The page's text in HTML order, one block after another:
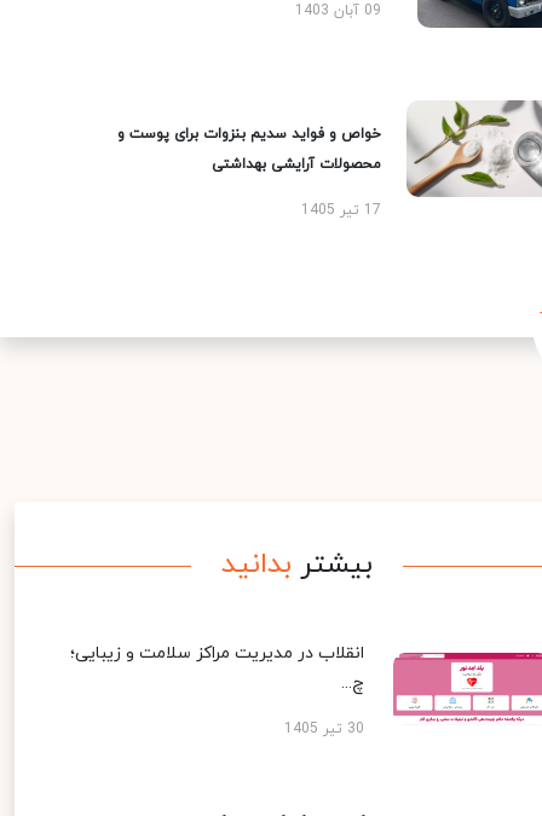
09 آبان 1403
خواص و فواید سدیم بنزوات برای پوست و
محصولات آرایشی بهداشتی
17 تیر 1405
بیشتر بدانید
انقلاب در مدیریت مراکز سلامت و زیبایی؛
چ...
30 تیر 1405